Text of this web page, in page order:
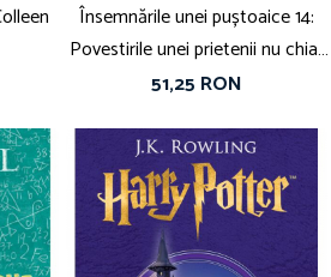
Însemnările unei puștoaice 14:
Povestirile unei prietenii nu chiar
pe viață, de Rachel Renée Russell
51,25 RON